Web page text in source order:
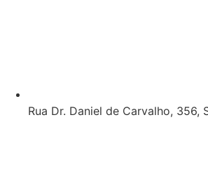
Rua Dr. Daniel de Carvalho, 356,